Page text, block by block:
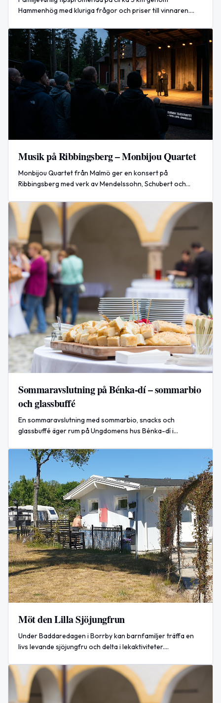
Hammenhög med kluriga frågor och priser till vinnaren.
Musik på Ribbingsberg – Monbijou Quartet
Monbijou Quartet från Malmö ger en konsert på
Ribbingsberg med verk av Mendelssohn, Schubert och
Sommaravslutning på Bénka-dí – sommarbio
och glassbuffé
En sommaravslutning med sommarbio, snacks och
glassbuffé äger rum på Ungdomens hus Bénka-dí i
Möt den Lilla Sjöjungfrun
Under Baddaredagen i Borrby kan barnfamiljer träffa en
livs levande sjöjungfru och delta i lekaktiviteter.
Simrishamn.